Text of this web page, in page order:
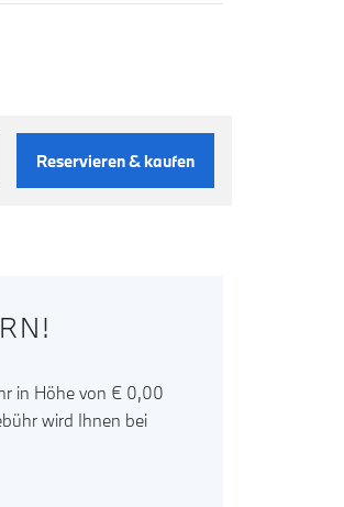
Reservieren & kaufen
in Höhe von € 0,00
wird Ihnen bei